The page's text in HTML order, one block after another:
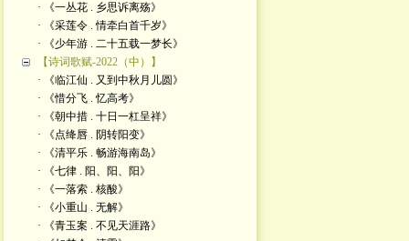
· 《一丛花 . 乡思诉离殇》
· 《采莲令 . 情牵白首千岁》
· 《少年游 . 二十五载一梦长》
【诗词歌赋-2022（中）】
· 《临江仙 . 又到中秋月儿圆》
· 《惜分飞 . 忆高考》
· 《朝中措 . 十日一杠呈祥》
· 《点绛唇 . 阴转阳变》
· 《清平乐 . 畅游海南岛》
· 《七律 . 阳、阳、阳》
· 《一落索 . 核酸》
· 《小重山 . 无解》
· 《青玉案 . 不见天涯路》